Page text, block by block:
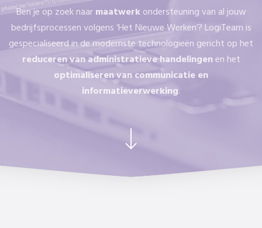
Ben je op zoek naarmaatwerkondersteuning van al jouw
bedrijfsprocessen volgens ‘Het Nieuwe Werken’? LogiTeam is
gespecialiseerd in de modernste technologieën gericht op het
reduceren van administratieve handelingenen het
optimaliseren van communicatie en
informatieverwerking.